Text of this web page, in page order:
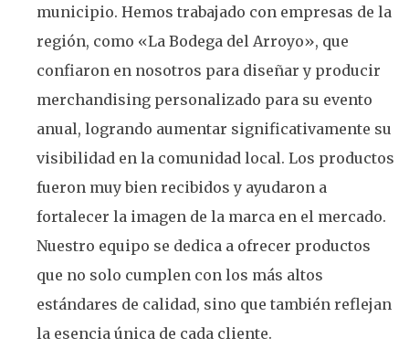
municipio. Hemos trabajado con empresas de la
región, como «La Bodega del Arroyo», que
confiaron en nosotros para diseñar y producir
merchandising personalizado para su evento
anual, logrando aumentar significativamente su
visibilidad en la comunidad local. Los productos
fueron muy bien recibidos y ayudaron a
fortalecer la imagen de la marca en el mercado.
Nuestro equipo se dedica a ofrecer productos
que no solo cumplen con los más altos
estándares de calidad, sino que también reflejan
la esencia única de cada cliente.